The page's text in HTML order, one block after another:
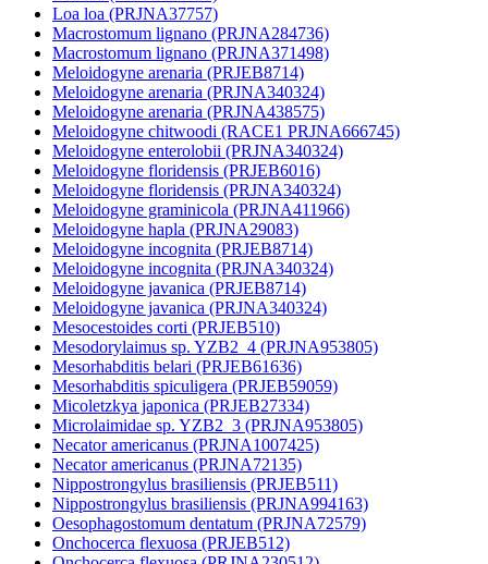
Loa loa (PRJNA37757)
Macrostomum lignano (PRJNA284736)
Macrostomum lignano (PRJNA371498)
Meloidogyne arenaria (PRJEB8714)
Meloidogyne arenaria (PRJNA340324)
Meloidogyne arenaria (PRJNA438575)
Meloidogyne chitwoodi (RACE1 PRJNA666745)
Meloidogyne enterolobii (PRJNA340324)
Meloidogyne floridensis (PRJEB6016)
Meloidogyne floridensis (PRJNA340324)
Meloidogyne graminicola (PRJNA411966)
Meloidogyne hapla (PRJNA29083)
Meloidogyne incognita (PRJEB8714)
Meloidogyne incognita (PRJNA340324)
Meloidogyne javanica (PRJEB8714)
Meloidogyne javanica (PRJNA340324)
Mesocestoides corti (PRJEB510)
Mesodorylaimus sp. YZB2_4 (PRJNA953805)
Mesorhabditis belari (PRJEB61636)
Mesorhabditis spiculigera (PRJEB59059)
Micoletzkya japonica (PRJEB27334)
Microlaimidae sp. YZB2_3 (PRJNA953805)
Necator americanus (PRJNA1007425)
Necator americanus (PRJNA72135)
Nippostrongylus brasiliensis (PRJEB511)
Nippostrongylus brasiliensis (PRJNA994163)
Oesophagostomum dentatum (PRJNA72579)
Onchocerca flexuosa (PRJEB512)